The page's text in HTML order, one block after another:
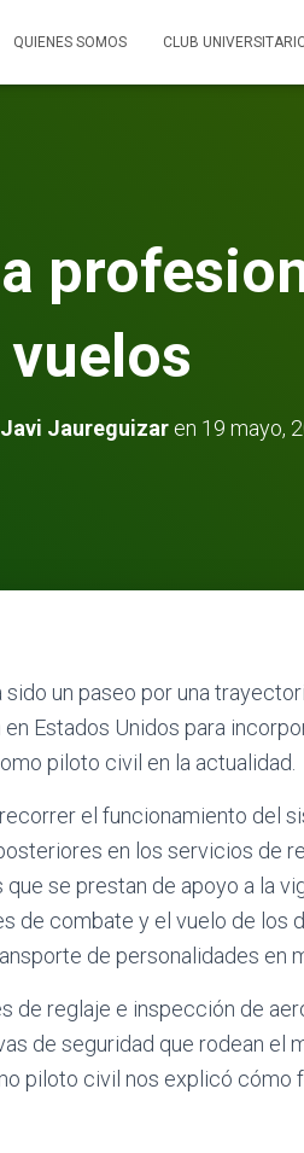
QUIENES SOMOS CLUB
vuelos
Javi Jaureguizaren 19 mayo,
un paseo por una
Estados Unidos para
piloto civil en la actualidad.
el funcionamiento del
en los servicios de
se prestan de apoyo a la
de combate y el vuelo de los
de personalidades en
de reglaje e inspección de
de seguridad que rodean el
piloto civil nos explicó cómo